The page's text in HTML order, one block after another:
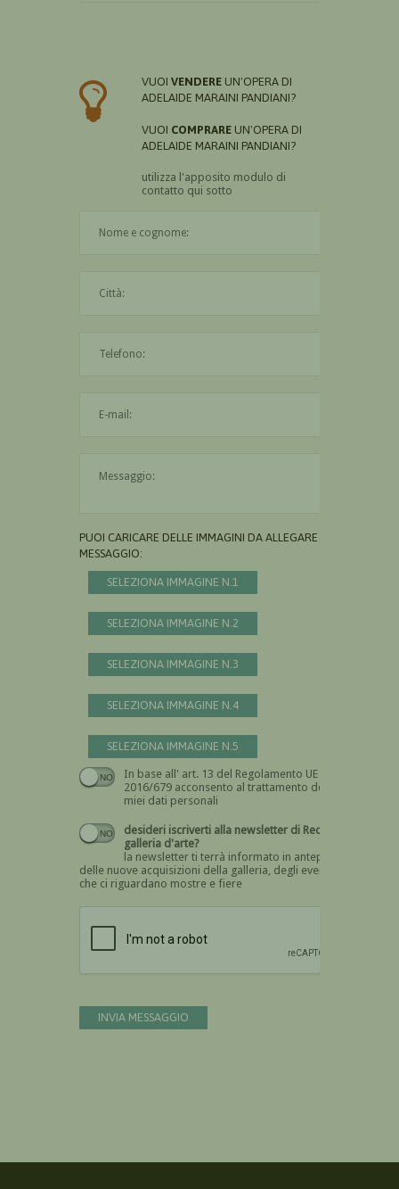
VUOI VENDERE UN'OPERA DI
ADELAIDE MARAINI PANDIANI?
VUOI COMPRARE UN'OPERA DI
ADELAIDE MARAINI PANDIANI?
utilizza l'apposito modulo di
contatto qui sotto
PUOI CARICARE DELLE IMMAGINI DA ALLEGARE AL
MESSAGGIO:
SELEZIONA IMMAGINE N.1
SELEZIONA IMMAGINE N.2
SELEZIONA IMMAGINE N.3
SELEZIONA IMMAGINE N.4
SELEZIONA IMMAGINE N.5
In base all' art. 13 del Regolamento UE n.
2016/679 acconsento al trattamento dei
miei dati personali
Devi dare il consenso
desideri iscriverti alla newsletter di Recta
galleria d'arte?
la newsletter ti terrà informato in anteprima
delle nuove acquisizioni della galleria, degli eventi
che ci riguardano mostre e fiere
INVIA MESSAGGIO